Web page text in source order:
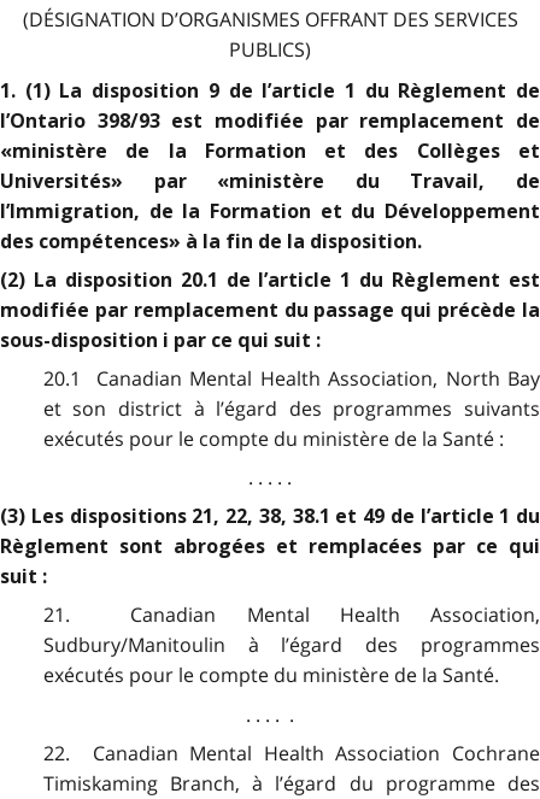
(DÉSIGNATION D’ORGANISMES OFFRANT DES SERVICES
PUBLICS)
1. (1) La disposition 9 de l’article 1 du Règlement de
l’Ontario 398/93 est modifiée par remplacement de
«ministère de la Formation et des Collèges et
Universités» par «ministère du Travail, de
l’Immigration, de la Formation et du Développement
des compétences» à la fin de la disposition.
(2) La disposition 20.1 de l’article 1 du Règlement est
modifiée par remplacement du passage qui précède la
sous-disposition i par ce qui suit :
20.1 Canadian Mental Health Association, North Bay
et son district à l’égard des programmes suivants
exécutés pour le compte du ministère de la Santé :
. . . . .
(3) Les dispositions 21, 22, 38, 38.1 et 49 de l’article 1 du
Règlement sont abrogées et remplacées par ce qui
suit :
21. Canadian Mental Health Association,
Sudbury/Manitoulin à l’égard des programmes
exécutés pour le compte du ministère de la Santé.
. . . . .
22. Canadian Mental Health Association Cochrane
Timiskaming Branch, à l’égard du programme des